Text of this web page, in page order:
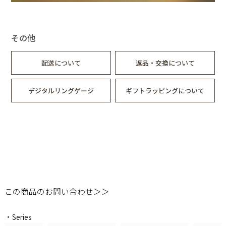
その他
配送について 返品・交換について
デジタルリングゲージ ギフトラッピングについて
この商品のお問い合わせ＞＞
・Series